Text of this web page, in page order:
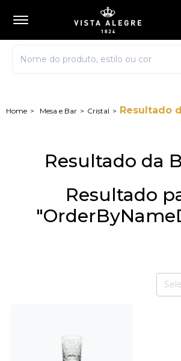
Mesa e Bar Cristal Resultado
Resultado da
Resultado